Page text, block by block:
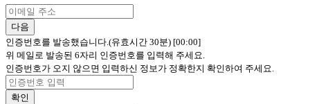
다음
인증번호를 발송했습니다.(유효시간 30분) [00:00]
위 메일로 발송된 6자리 인증번호를 입력해 주세요.
인증번호가 오지 않으면 입력하신 정보가 정확한지 확인하여 주세요.
확인